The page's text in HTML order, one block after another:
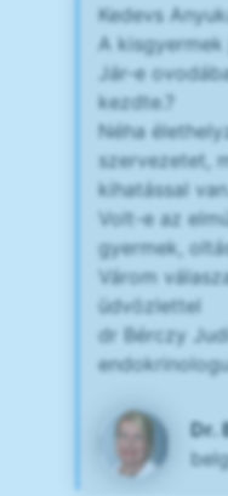
Kedevs
A
Jár-e
kezdte.?
Néha
szervezetet,
kihatással
Volt-e az
gyermek,
Várom
üdvözlettel
dr Bérczy
Dr.